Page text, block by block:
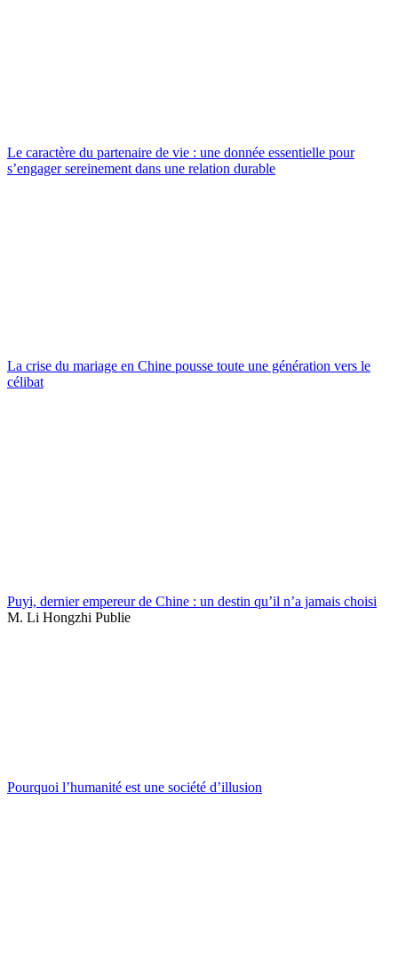
Le caractère du partenaire de vie : une donnée essentielle pour
s’engager sereinement dans une relation durable
La crise du mariage en Chine pousse toute une génération vers le
célibat
Puyi, dernier empereur de Chine : un destin qu’il n’a jamais choisi
M. Li Hongzhi Publie
Pourquoi l’humanité est une société d’illusion